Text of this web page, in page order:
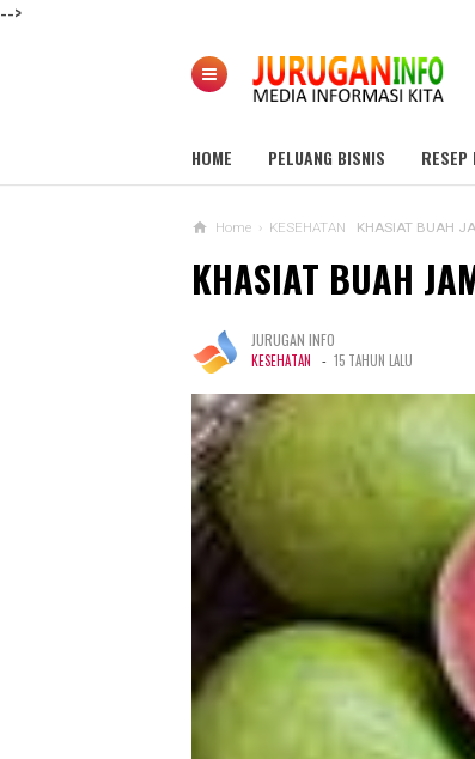
-->
HOME PELUANG BISNIS RESEP
Home › KESEHATAN KHASIAT BUAH
KHASIAT BUAH
JURUGAN INFO
KESEHATAN - 15 TAHUN LALU